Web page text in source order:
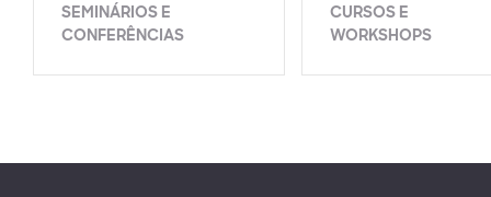
SEMINÁRIOS E
CONFERÊNCIAS
CURSOS E
WORKSHOPS